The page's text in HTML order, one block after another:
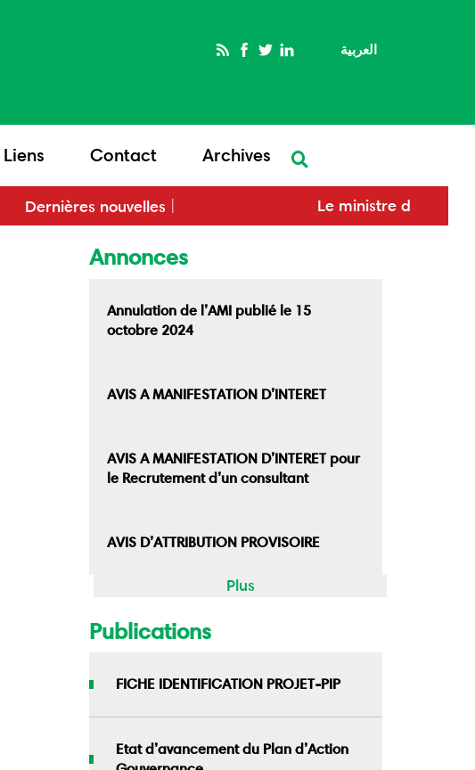
العربية
Liens Contact Archives
Dernières nouvelles
Le ministre de l’Économie signe
un mémorandum d'entente
avec son homologue russe pour
Annonces
Annulation de l’AMI publié le 15
octobre 2024
AVIS A MANIFESTATION D’INTERET
AVIS A MANIFESTATION D’INTERET pour
le Recrutement d’un consultant
AVIS D’ATTRIBUTION PROVISOIRE
Plus
Publications
FICHE IDENTIFICATION PROJET-PIP
Etat d’avancement du Plan d’Action